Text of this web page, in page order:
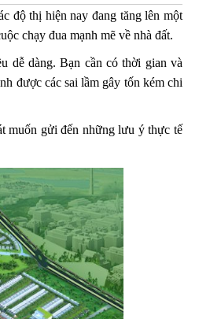
độ thị hiện nay đang tăng lên một
chạy đua mạnh mẽ về nhà đất.
dễ dàng. Bạn cần có thời gian và
được các sai lầm gây tốn kém chi
muốn gửi đến những lưu ý thực tế